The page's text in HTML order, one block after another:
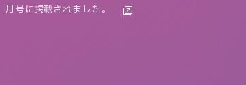
月号に掲載されました。